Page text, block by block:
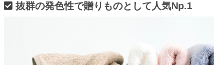
抜群の発色性で贈りものとして人気Np.1